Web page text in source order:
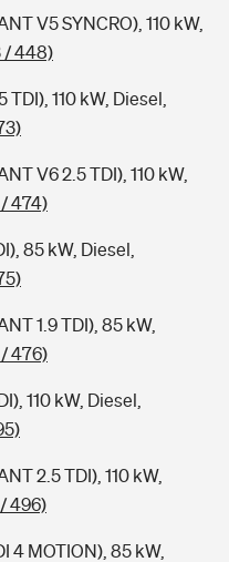
V5 SYNCRO), 110 kW,
/ 448)
TDI), 110 kW, Diesel,
V6 2.5 TDI), 110 kW,
474)
85 kW, Diesel,
1.9 TDI), 85 kW,
476)
110 kW, Diesel,
2.5 TDI), 110 kW,
496)
4 MOTION), 85 kW,